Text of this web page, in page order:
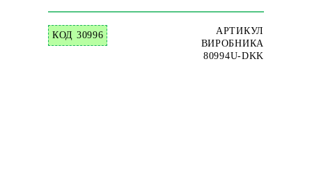
КОД 30996
АРТИКУЛ
ВИРОБНИКА
80994U-DKK